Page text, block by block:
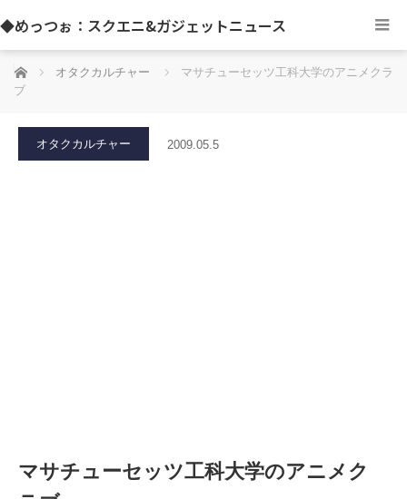
◆めっつぉ：スクエニ&ガジェットニュース
ホーム オタクカルチャー
マサチューセッツ工科大学のアニメクラ
ブ
オタクカルチャー 2009.05.5
マサチューセッツ工科大学のアニメク